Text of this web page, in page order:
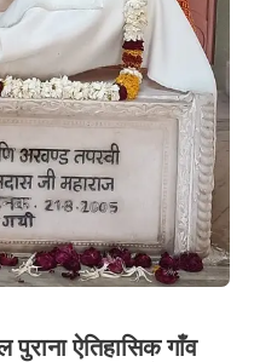
ऐतिहासिक गाँव